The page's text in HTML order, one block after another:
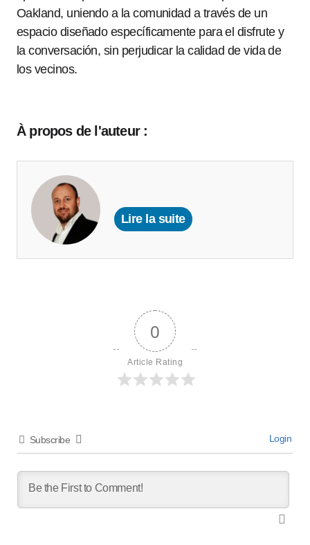
Oakland, uniendo a la comunidad a través de un
espacio diseñado específicamente para el disfrute y
la conversación, sin perjudicar la calidad de vida de
los vecinos.
À propos de l'auteur :
Lire la suite
0
Article Rating
Subscribe Login